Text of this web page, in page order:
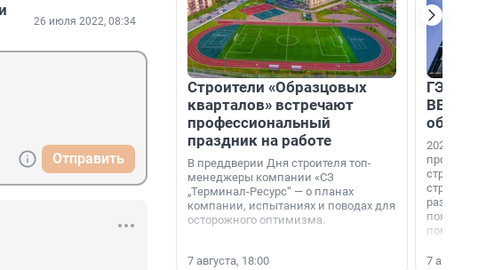
26 июля 2022, 08:34
Отправить
Строители «Образцовых
кварталов» встречают
профессиональный
праздник на работе
В преддверии Дня строителя топ-
менеджеры компании «СЗ
„Терминал-Ресурс“ — о планах
компании, испытаниях и поводах для
осторожного оптимизма.
7 августа, 18:00
ГЭС,
ВВП: в
об
2026-й —
раз. В
7